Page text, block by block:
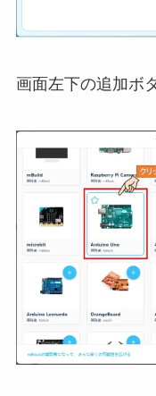
画面左下の追加ボ